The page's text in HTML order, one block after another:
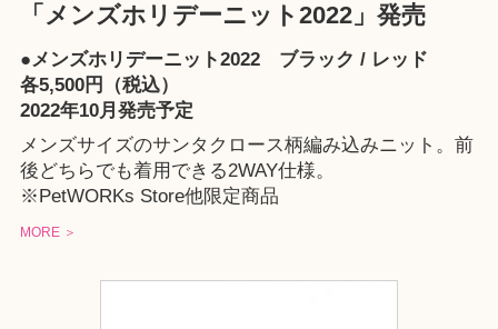
「メンズホリデーニット2022」発売
●メンズホリデーニット2022 ブラック / レッド
各5,500円（税込）
2022年10月発売予定
メンズサイズのサンタクロース柄編み込みニット。前
後どちらでも着用できる2WAY仕様。
※PetWORKs Store他限定商品
MORE ＞